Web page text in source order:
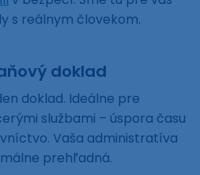
s reálnym človekom.
doklad
doklad. Ideálne pre
službami – úspora času
Vaša administratíva
prehľadná.